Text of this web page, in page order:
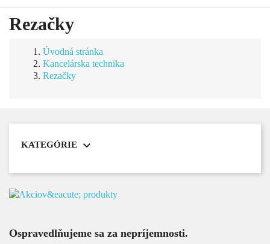
Rezačky
Úvodná stránka
Kancelárska technika
Rezačky
KATEGÓRIE 
Ospravedlňujeme sa za nepríjemnosti.